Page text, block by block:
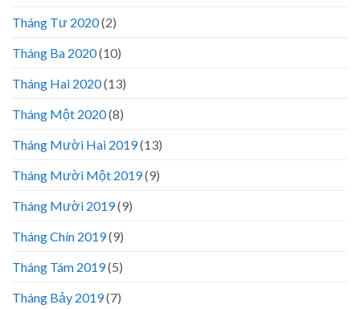
Tháng Tư 2020(2)
Tháng Ba 2020(10)
Tháng Hai 2020(13)
Tháng Một 2020(8)
Tháng Mười Hai 2019(13)
Tháng Mười Một 2019(9)
Tháng Mười 2019(9)
Tháng Chín 2019(9)
Tháng Tám 2019(5)
Tháng Bảy 2019(7)